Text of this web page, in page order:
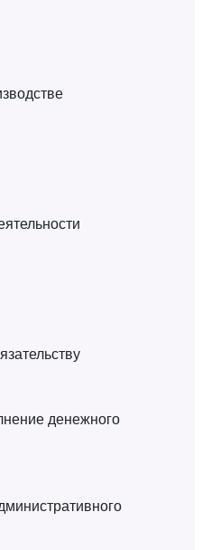
денежного